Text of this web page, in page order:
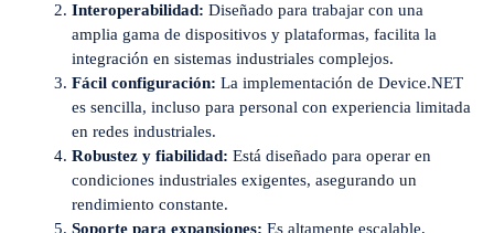
Interoperabilidad: Diseñado para trabajar con una
amplia gama de dispositivos y plataformas, facilita la
integración en sistemas industriales complejos.
Fácil configuración: La implementación de Device.NET
es sencilla, incluso para personal con experiencia limitada
en redes industriales.
Robustez y fiabilidad: Está diseñado para operar en
condiciones industriales exigentes, asegurando un
rendimiento constante.
Soporte para expansiones: Es altamente escalable,